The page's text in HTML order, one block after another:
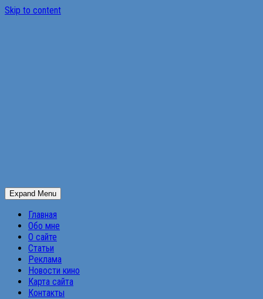
Skip to content
Expand Menu
Главная
Обо мне
О сайте
Статьи
Реклама
Новости кино
Карта сайта
Контакты